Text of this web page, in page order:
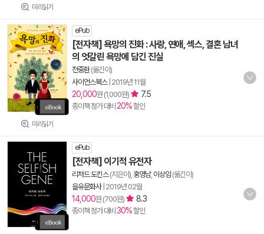
미리읽기
미리읽기
ePub
[전자책] 욕망의 진화 : 사랑, 연애, 섹스, 결혼 남녀
의 엇갈린 욕망에 담긴 진실
전중환(옮긴이)
사이언스북스| 2019년 11월
20,000원 (1,000원) 7.5
종이책 정가 대비 20%할인
ePub
[전자책] 이기적 유전자
리처드 도킨스(지은이), 홍영남, 이상임 (옮긴이)
을유문화사| 2019년 02월
14,000원 (700원) 8.3
종이책 정가 대비 30%할인